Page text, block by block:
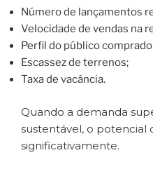
Número de lançamentos
Velocidade de vendas na
Perfil do público
Escassez de terrenos;
Taxa de vacância.
Quando a demanda
sustentável, o potencial
significativamente.